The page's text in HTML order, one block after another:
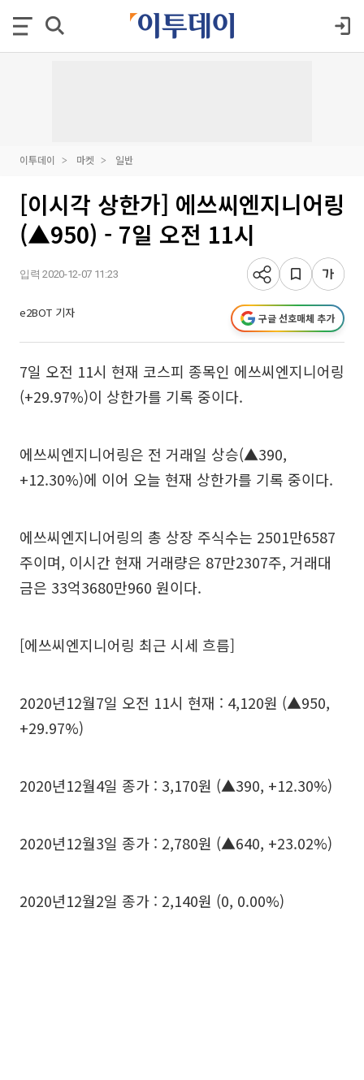
이투데이 마켓 일반
[이시각 상한가] 에쓰씨엔지니어링
(▲950) - 7일 오전 11시
입력 2020-12-07 11:23
e2BOT 기자 구글 선호매체 추가
7일 오전 11시 현재 코스피 종목인 에쓰씨엔지니어링
(+29.97%)이 상한가를 기록 중이다.
에쓰씨엔지니어링은 전 거래일 상승(▲390,
+12.30%)에 이어 오늘 현재 상한가를 기록 중이다.
에쓰씨엔지니어링의 총 상장 주식수는 2501만6587
주이며, 이시간 현재 거래량은 87만2307주, 거래대
금은 33억3680만960 원이다.
[에쓰씨엔지니어링 최근 시세 흐름]
2020년12월7일 오전 11시 현재 : 4,120원 (▲950,
+29.97%)
2020년12월4일 종가 : 3,170원 (▲390, +12.30%)
2020년12월3일 종가 : 2,780원 (▲640, +23.02%)
2020년12월2일 종가 : 2,140원 (0, 0.00%)